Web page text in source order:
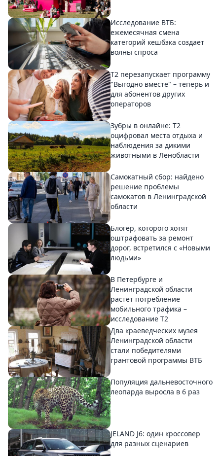
Исследование ВТБ:
ежемесячная смена
категорий кешбэка создает
волны спроса
Т2 перезапускает программу
"Выгодно вместе" – теперь и
для абонентов других
операторов
Зубры в онлайне: Т2
оцифровал места отдыха и
наблюдения за дикими
животными в Ленобласти
Самокатный сбор: найдено
решение проблемы
самокатов в Ленинградской
области
Блогер, которого хотят
оштрафовать за ремонт
дорог, встретился с «Новыми
людьми»
В Петербурге и
Ленинградской области
растет потребление
мобильного трафика –
исследование T2
Два краеведческих музея
Ленинградской области
стали победителями
грантовой программы ВТБ
Популяция дальневосточного
леопарда выросла в 6 раз
JELAND J6: один кроссовер
для разных сценариев